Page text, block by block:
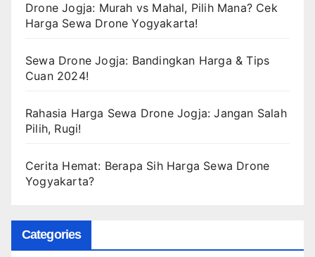
Drone Jogja: Murah vs Mahal, Pilih Mana? Cek
Harga Sewa Drone Yogyakarta!
Sewa Drone Jogja: Bandingkan Harga & Tips
Cuan 2024!
Rahasia Harga Sewa Drone Jogja: Jangan Salah
Pilih, Rugi!
Cerita Hemat: Berapa Sih Harga Sewa Drone
Yogyakarta?
Categories